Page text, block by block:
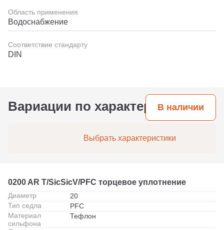
Область применения
Водоснабжение
Соответствие стандарту
DIN
Вариации по характеристикам
В наличии
Выбрать характеристики
0200 AR T/SicSicV/PFC торцевое уплотнение
Диаметр
20
Тип седла
PFC
Материал
сильфона
Тефлон